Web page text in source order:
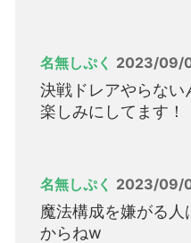
名無しぷく 2023/09/
決戦ドレアやらない
楽しみにしてます！
名無しぷく 2023/09/
魔法構成を嫌がる
からねw